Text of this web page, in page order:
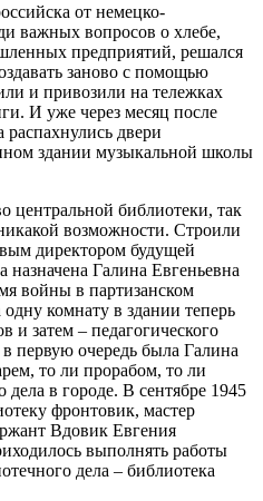
от немецко-
важных вопросов о хлебе,
предприятий, решался
заново с помощью
и привозили на тележках
И уже через месяц после
двери
здании музыкальной школы
центральной библиотеки, так
возможности. Строили
директором будущей
Галина Евгеньевна
войны в партизанском
комнату в здании теперь
затем – педагогического
первую очередь была Галина
то ли прорабом, то ли
дела в городе. В сентябре 1945
фронтовик, мастер
Вдовик Евгения
выполнять работы
дела – библиотека